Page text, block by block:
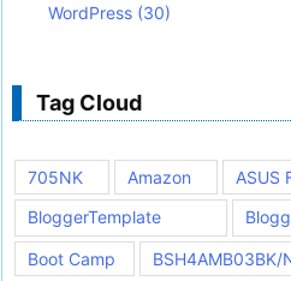
WordPress (30)
Tag Cloud
705NK Amazon ASUS
BloggerTemplate
Boot Camp BSH4AMB03BK/